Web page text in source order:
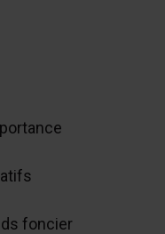
foncier